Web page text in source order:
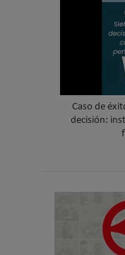
Caso de
decisión: